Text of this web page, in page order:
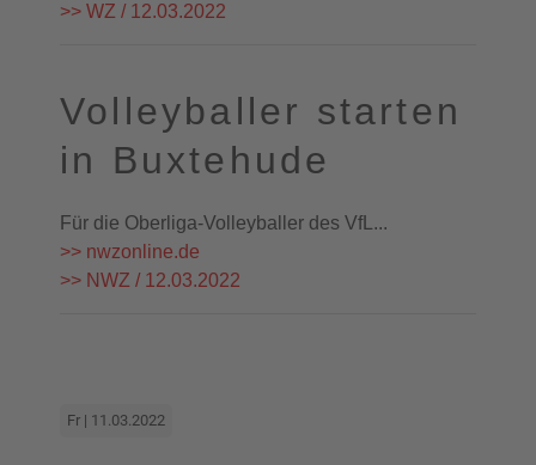
>> WZ / 12.03.2022
Volleyballer starten
in Buxtehude
Für die Oberliga-Volleyballer des VfL...
>> nwzonline.de
>> NWZ / 12.03.2022
Fr | 11.03.2022